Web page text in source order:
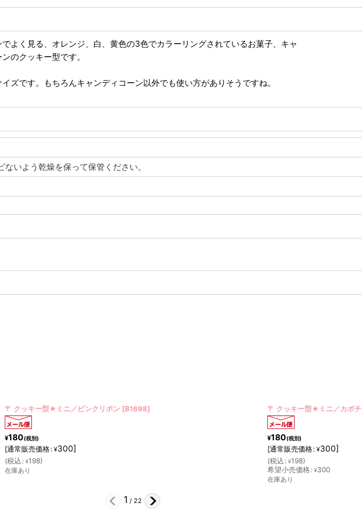
よく見る、オレンジ、白、黄色の3色でカラーリングされているお菓子、キャ
のクッキー型です。
イズです。もちろんキャンディコーン以外でも使い方がありそうですね。
いよう乾燥を保って保管ください。
〒 クッキー型★ミニ／カボチャ【ステンレス】
¥180(税別)
[通常販売価格: ¥300]
(税込 : ¥198)
希望小売価格
〒 クッキー型★ミニ／キリン
¥180(税別)
[通常販売価格: ¥300]
(税込 : ¥198)
在庫あり
2 /22